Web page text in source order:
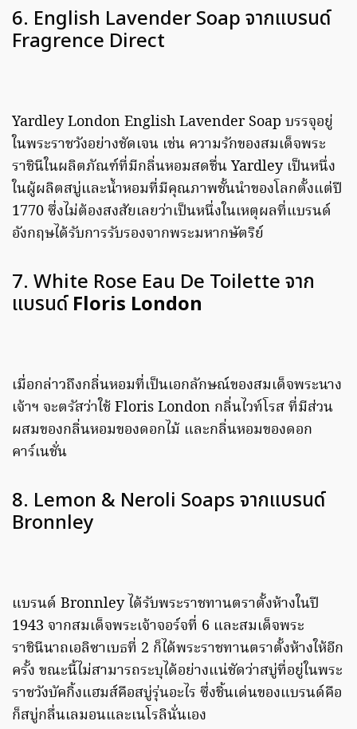
6. English Lavender Soap จากแบรนด์
Fragrence Direct
Yardley London English Lavender Soap บรรจุอยู่
ในพระราชวังอย่างชัดเจน เช่น ความรักของสมเด็จพระ
ราชินีในผลิตภัณฑ์ที่มีกลิ่นหอมสดชื่น Yardley เป็นหนึ่ง
ในผู้ผลิตสบู่และน้ำหอมที่มีคุณภาพชั้นนำของโลกตั้งแต่ปี
1770 ซึ่งไม่ต้องสงสัยเลยว่าเป็นหนึ่งในเหตุผลที่แบรนด์
อังกฤษได้รับการรับรองจากพระมหากษัตริย์
7. White Rose Eau De Toilette จาก
แบรนด์Floris London
เมื่อกล่าวถึงกลิ่นหอมที่เป็นเอกลักษณ์ของสมเด็จพระนาง
เจ้าฯ จะตรัสว่าใช้ Floris London กลิ่นไวท์โรส ที่มีส่วน
ผสมของกลิ่นหอมของดอกไม้ และกลิ่นหอมของดอก
คาร์เนชั่น
8. Lemon & Neroli Soaps จากแบรนด์
Bronnley
แบรนด์ Bronnley ได้รับพระราชทานตราตั้งห้างในปี
1943 จากสมเด็จพระเจ้าจอร์จที่ 6 และสมเด็จพระ
ราชินีนาถเอลิซาเบธที่ 2 ก็ได้พระราชทานตราตั้งห้างให้อีก
ครั้ง ขณะนี้ไม่สามารถระบุได้อย่างแน่ชัดว่าสบู่ที่อยู่ในพระ
ราชวังบัคกิ้งแฮมส์คือสบู่รุ่นอะไร ซึ่งชิ้นเด่นของแบรนด์คือ
ก็สบู่กลื่นเลมอนและเนโรลินั่นเอง